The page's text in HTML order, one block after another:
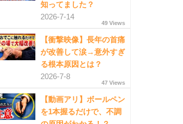
知ってました？
2026-7-14
49 Views
【衝撃映像】長年の首痛
が改善して涙→意外すぎ
る根本原因とは？
2026-7-8
47 Views
【動画アリ】ボールペン
を1本握るだけで、不調